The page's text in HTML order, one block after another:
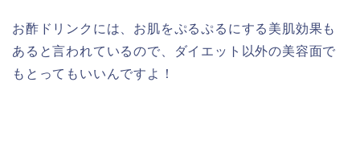
お酢ドリンクには、お肌をぷるぷるにする美肌効果も
あると言われているので、ダイエット以外の美容面で
もとってもいいんですよ！